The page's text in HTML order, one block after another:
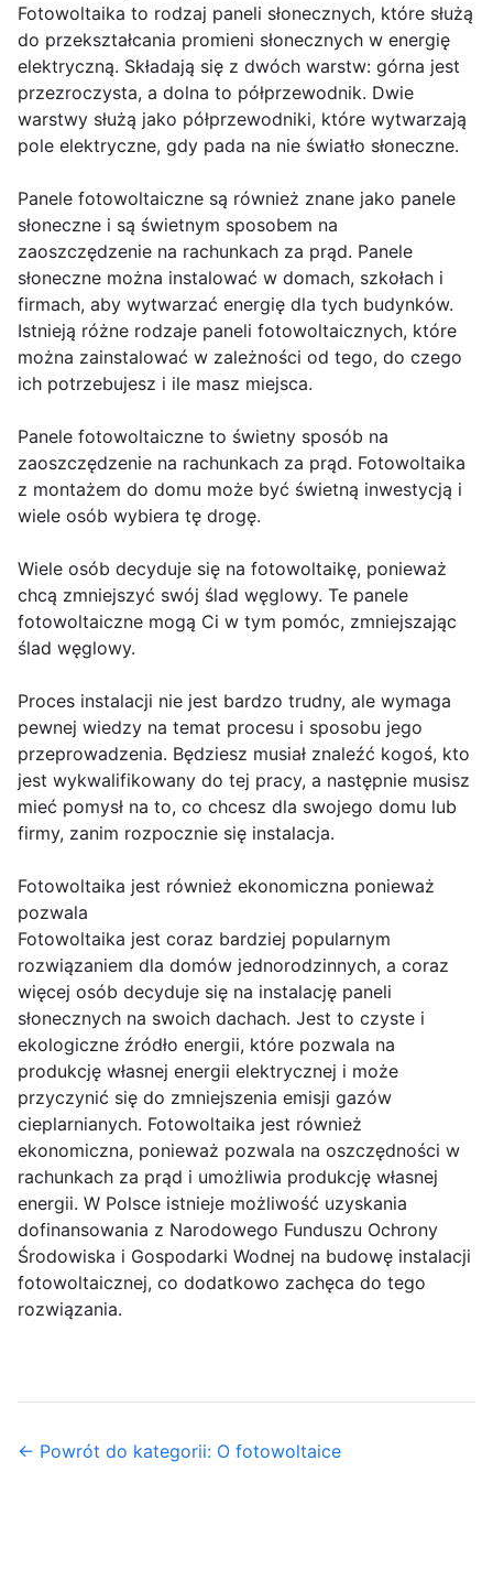
Fotowoltaika to rodzaj paneli słonecznych, które służą
do przekształcania promieni słonecznych w energię
elektryczną. Składają się z dwóch warstw: górna jest
przezroczysta, a dolna to półprzewodnik. Dwie
warstwy służą jako półprzewodniki, które wytwarzają
pole elektryczne, gdy pada na nie światło słoneczne.
Panele fotowoltaiczne są również znane jako panele
słoneczne i są świetnym sposobem na
zaoszczędzenie na rachunkach za prąd. Panele
słoneczne można instalować w domach, szkołach i
firmach, aby wytwarzać energię dla tych budynków.
Istnieją różne rodzaje paneli fotowoltaicznych, które
można zainstalować w zależności od tego, do czego
ich potrzebujesz i ile masz miejsca.
Panele fotowoltaiczne to świetny sposób na
zaoszczędzenie na rachunkach za prąd. Fotowoltaika
z montażem do domu może być świetną inwestycją i
wiele osób wybiera tę drogę.
Wiele osób decyduje się na fotowoltaikę, ponieważ
chcą zmniejszyć swój ślad węglowy. Te panele
fotowoltaiczne mogą Ci w tym pomóc, zmniejszając
ślad węglowy.
Proces instalacji nie jest bardzo trudny, ale wymaga
pewnej wiedzy na temat procesu i sposobu jego
przeprowadzenia. Będziesz musiał znaleźć kogoś, kto
jest wykwalifikowany do tej pracy, a następnie musisz
mieć pomysł na to, co chcesz dla swojego domu lub
firmy, zanim rozpocznie się instalacja.
Fotowoltaika jest również ekonomiczna ponieważ
pozwala
Fotowoltaika jest coraz bardziej popularnym
rozwiązaniem dla domów jednorodzinnych, a coraz
więcej osób decyduje się na instalację paneli
słonecznych na swoich dachach. Jest to czyste i
ekologiczne źródło energii, które pozwala na
produkcję własnej energii elektrycznej i może
przyczynić się do zmniejszenia emisji gazów
cieplarnianych. Fotowoltaika jest również
ekonomiczna, ponieważ pozwala na oszczędności w
rachunkach za prąd i umożliwia produkcję własnej
energii. W Polsce istnieje możliwość uzyskania
dofinansowania z Narodowego Funduszu Ochrony
Środowiska i Gospodarki Wodnej na budowę instalacji
fotowoltaicznej, co dodatkowo zachęca do tego
rozwiązania.
← Powrót do kategorii: O fotowoltaice